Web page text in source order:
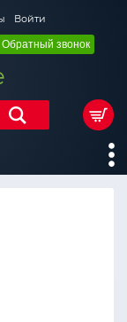
Войти
Обратный звонок